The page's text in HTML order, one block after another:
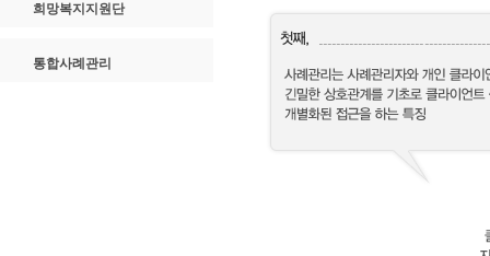
희망복지지원단
통합사례관리